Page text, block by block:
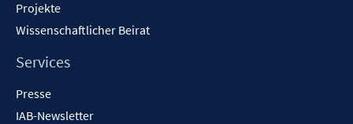
Projekte
Wissenschaftlicher Beirat
Services
Presse
IAB-Newsletter